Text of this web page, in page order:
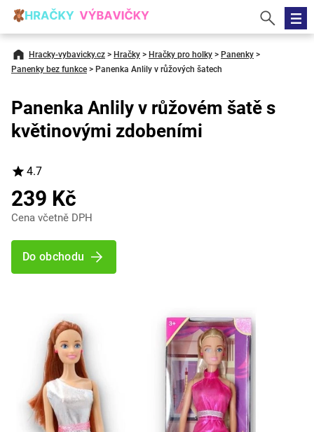
Hracky-vybavicky.cz > Hračky > Hračky pro holky > Panenky >
Panenky bez funkce > Panenka Anlily v růžových šatech
Panenka Anlily v růžovém šatě s
květinovými zdobeními
4.7
239 Kč
Cena včetně DPH
Do obchodu